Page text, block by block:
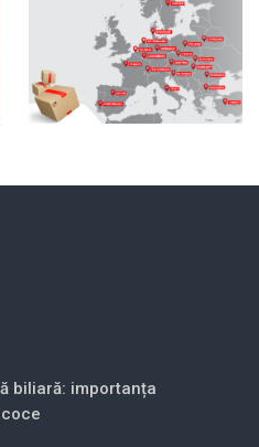
biliară: importanța